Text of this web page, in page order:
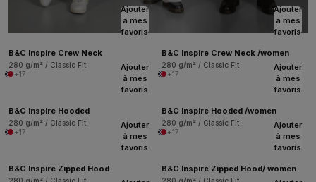
Ajouter
à mes
favoris
B&C Inspire Crew Neck
280 g/m² / Classic Fit
+17
Ajouter
à mes
favoris
B&C Inspire Crew Neck /women
280 g/m² / Classic Fit
+17
Ajouter
à mes
favoris
B&C Inspire Hooded
280 g/m² / Classic Fit
+17
Ajouter
à mes
favoris
B&C Inspire Hooded /women
280 g/m² / Classic Fit
+17
Ajouter
à mes
favoris
B&C Inspire Zipped Hood
Ajouter
à mes
favoris
B&C Inspire Zipped Hood/ women